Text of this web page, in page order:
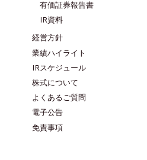
有価証券報告書
IR資料
経営方針
業績ハイライト
IRスケジュール
株式について
よくあるご質問
電子公告
免責事項